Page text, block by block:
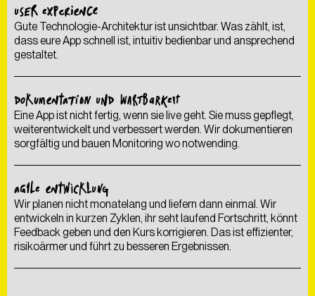
USER EXPERIENCE
Gute Technologie-Architektur ist unsichtbar. Was zählt, ist,
dass eure App schnell ist, intuitiv bedienbar und ansprechend
gestaltet.
DOKUMENTATION UND WARTBARKEIT
Eine App ist nicht fertig, wenn sie live geht. Sie muss gepflegt,
weiterentwickelt und verbessert werden. Wir dokumentieren
sorgfältig und bauen Monitoring wo notwending.
AGILE ENTWICKLUNG
Wir planen nicht monatelang und liefern dann einmal. Wir
entwickeln in kurzen Zyklen, ihr seht laufend Fortschritt, könnt
Feedback geben und den Kurs korrigieren. Das ist effizienter,
risikoärmer und führt zu besseren Ergebnissen.